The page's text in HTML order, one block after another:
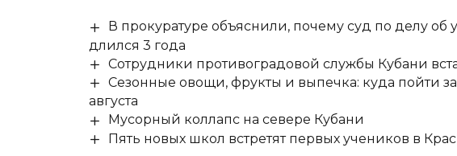
В прокуратуре объяснили, почему суд по делу об
длился 3 года
Сотрудники противоградовой службы Кубани
Сезонные овощи, фрукты и выпечка: куда пойти
августа
Мусорный коллапс на севере Кубани
Пять новых школ встретят первых учеников в